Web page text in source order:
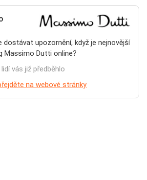
dostávat upozornění, když je nejnovější
Massimo Dutti online?
lidí vás již předběhlo
na webové stránky